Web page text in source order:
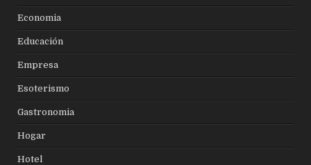
Economia
Educación
Empresa
Esoterismo
Gastronomia
Hogar
Hotel